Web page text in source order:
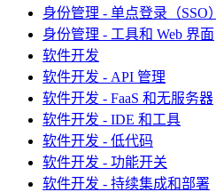
身份管理 - 单点登录（SSO）
身份管理 - 工具和 Web 界面
软件开发
软件开发 - API 管理
软件开发 - FaaS 和无服务器
软件开发 - IDE 和工具
软件开发 - 低代码
软件开发 - 功能开关
软件开发 - 持续集成和部署